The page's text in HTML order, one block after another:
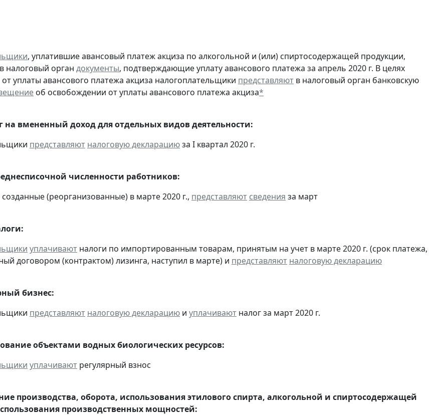
, уплатившие авансовый платеж акциза по алкогольной и (или) спиртосодержащей продукции,
в налоговый орган документы, подтверждающие уплату авансового платежа за апрель 2020 г. В целях
уплаты авансового платежа акциза налогоплательщики представляют в налоговый орган банковскую
об освобождении от уплаты авансового платежа акциза*
на вмененный доход для отдельных видов деятельности:
представляют налоговую декларациюза I квартал 2020 г.
численности работников:
(реорганизованные) в марте 2020 г., представляют сведения за март
уплачивают налоги по импортированным товарам, принятым на учет в марте 2020 г. (срок платежа,
договором (контрактом) лизинга, наступил в марте) и представляют налоговую декларацию
бизнес:
представляют налоговую декларацию и уплачивают налог за март 2020 г.
объектами водных биологических ресурсов:
уплачивают регулярный взнос
производства, оборота, использования этилового спирта, алкогольной и спиртосодержащей
производственных мощностей: